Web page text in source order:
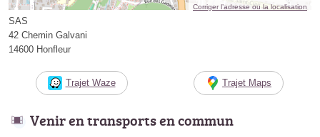
Corriger l’adresse ou la localisation
SAS
42 Chemin Galvani
14600 Honfleur
Trajet Waze Trajet Maps
Venir en transports en commun